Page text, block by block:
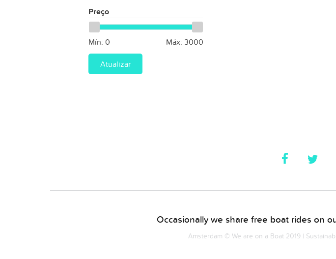
Preço
Mín: 0 Máx: 3000
Atualizar
Occasionally we share free boat rides on
Amsterdam © We are on a Boat 2019 |